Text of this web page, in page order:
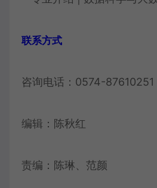
联系方式
咨询电话：0574-87610251
编辑：陈秋红
责编：陈琳、范颜